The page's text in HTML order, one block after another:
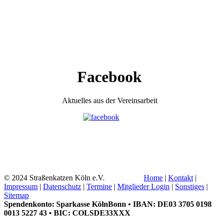
Facebook
Aktuelles aus der Vereinsarbeit
© 2024 Straßenkatzen Köln e.V. Home | Kontakt |
Impressum | Datenschutz | Termine | Mitglieder Login | Sonstiges |
Sitemap
Spendenkonto: Sparkasse KölnBonn • IBAN: DE03 3705 0198
0013 5227 43 • BIC: COLSDE33XXX